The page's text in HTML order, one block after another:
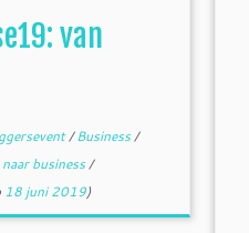
van
/Business/
business/
18 juni 2019)